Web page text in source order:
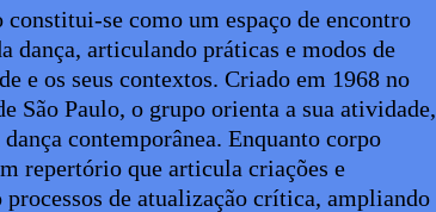
constitui-se como um espaço de encontro
dança, articulando práticas e modos de
e os seus contextos. Criado em 1968 no
São Paulo, o grupo orienta a sua atividade,
contemporânea. Enquanto corpo
repertório que articula criações e
de atualização crítica, ampliando